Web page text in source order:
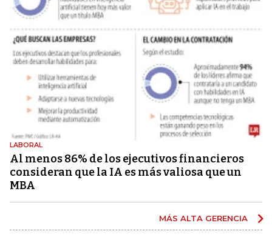
LABORAL
Al menos 86% de los ejecutivos financieros
consideran que la IA es más valiosa que un
MBA
MÁS ALTA GERENCIA